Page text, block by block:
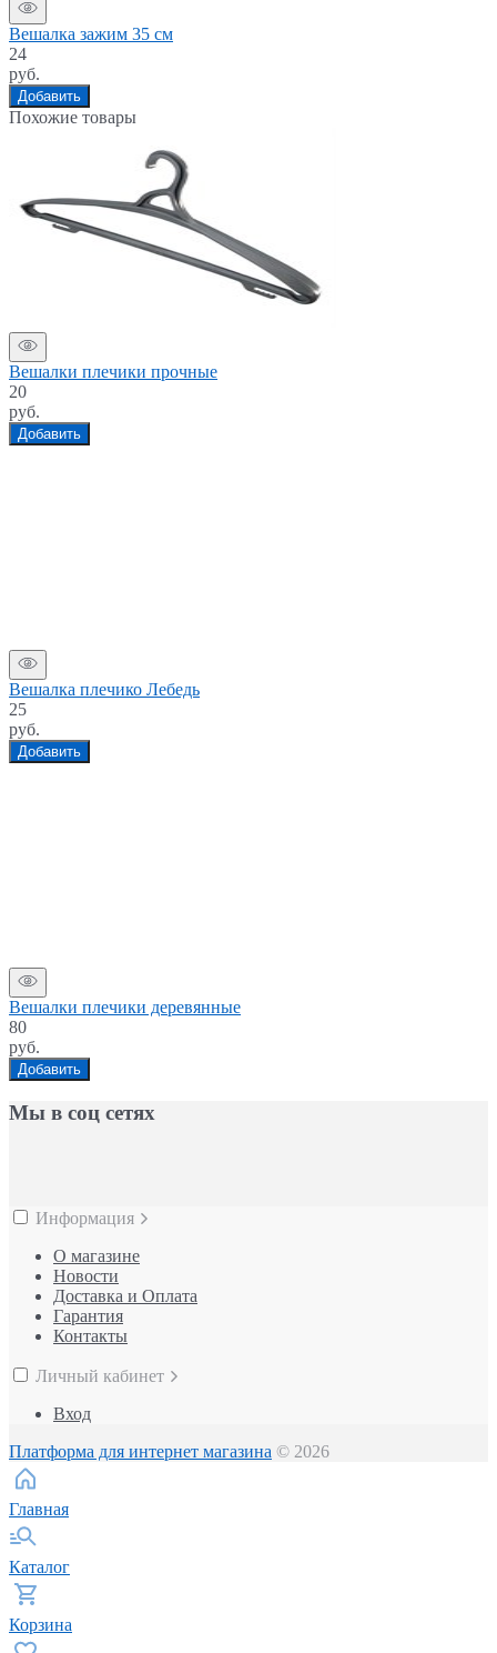
Вешалка зажим 35 см
24
руб.
Добавить
Похожие товары
Вешалки плечики прочные
20
руб.
Добавить
Вешалка плечико Лебедь
25
руб.
Добавить
Вешалки плечики деревянные
80
руб.
Добавить
Мы в соц сетях
Информация
О магазине
Новости
Доставка и Оплата
Гарантия
Контакты
Личный кабинет
Вход
Платформа для интернет магазина © 2026
Главная
Каталог
Корзина